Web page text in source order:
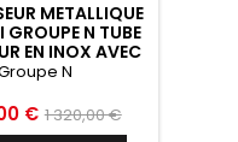
METALLIQUE
N TUBE
EN INOX AVEC
RAGAZZON
- 54.0233.00
N
€ Prix
1 320,00 €